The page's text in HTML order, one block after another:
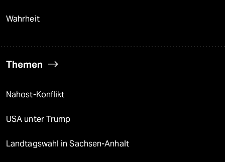
Wahrheit
Themen
Nahost-Konflikt
USA unter Trump
Landtagswahl in Sachsen-Anhalt